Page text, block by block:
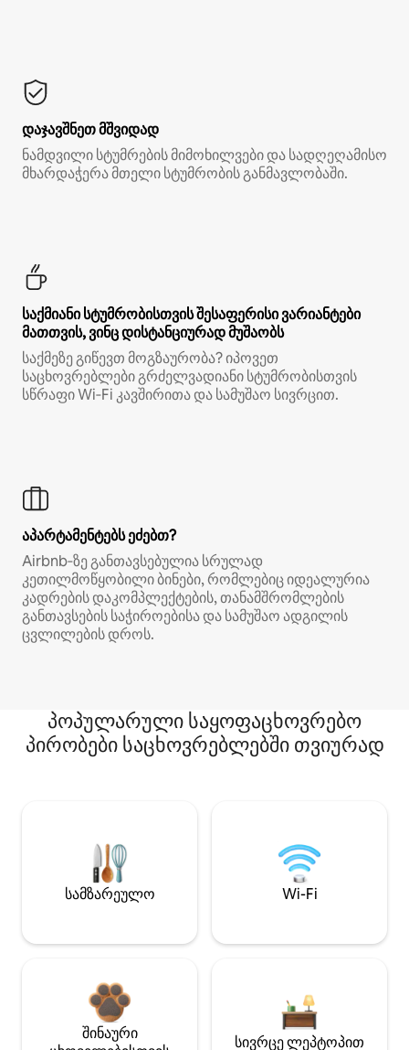
დაჯავშნეთ მშვიდად
ნამდვილი სტუმრების მიმოხილვები და სადღეღამისო
მხარდაჭერა მთელი სტუმრობის განმავლობაში.
საქმიანი სტუმრობისთვის შესაფერისი ვარიანტები
მათთვის, ვინც დისტანციურად მუშაობს
საქმეზე გიწევთ მოგზაურობა? იპოვეთ
საცხოვრებლები გრძელვადიანი სტუმრობისთვის
სწრაფი Wi‑Fi კავშირითა და სამუშაო სივრცით.
აპარტამენტებს ეძებთ?
Airbnb‑ზე განთავსებულია სრულად
კეთილმოწყობილი ბინები, რომლებიც იდეალურია
კადრების დაკომპლექტების, თანამშრომლების
განთავსების საჭიროებისა და სამუშაო ადგილის
ცვლილების დროს.
პოპულარული საყოფაცხოვრებო
პირობები საცხოვრებლებში თვიურად
სამზარეულო Wi-Fi
შინაური
სივრცე ლეპტოპით